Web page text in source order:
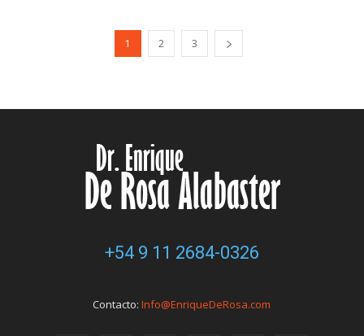
1 2 3
+54 9 11 2684-0326
Contacto:Info@EnriqueDeRosa.com